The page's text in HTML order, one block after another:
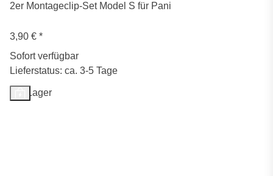
2er Montageclip-Set Model S für Pani
3,90 € *
Sofort verfügbar
Lieferstatus: ca. 3-5 Tage
Auf Lager